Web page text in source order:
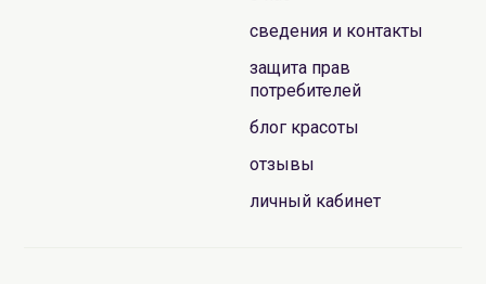
сведения и контакты
защита прав
потребителей
блог красоты
отзывы
личный кабинет